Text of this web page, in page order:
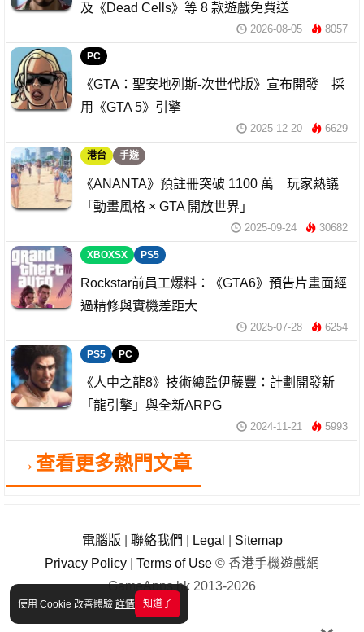
使用 Cookie 改善體驗 詳情 知道了
及《Dead Cells》等 8 款遊戲免費送
2026-08-05 8057
PC
《GTA：聖安地列斯-次世代版》宣布開發 採
用《GTA 5》引擎
2025-12-20 6629
港台 手遊
《ANANTA》預註冊突破 1100 萬 玩家熱議
「動畫風格 × GTA 開放世界」
2025-09-24 30682
XBOXSX PS5
Rockstar前員工爆料：《GTA6》預告片畫面經
過精修與實機差距大
2025-07-28 6254
PS5 PC
《人中之龍8》技術總監伊藤豐：計劃開發新
「龍引擎」與全新ARPG
2024-11-21 5993
→查看更多熱門文章
電腦版 聯絡我們 Legal
Sitemap
Privacy Policy
Terms of Use © 香港手機遊戲網
GameApps.hk 2013-2026